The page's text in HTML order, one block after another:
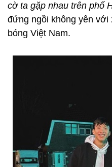
cờ ta gặp nhau trên phố
đứng ngồi không yên
bóng Việt Nam.